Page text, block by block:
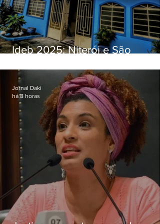
Ideb 2025: Niterói e São
distintos no ensino médio; veja
Jornal Daki
há 8 horas